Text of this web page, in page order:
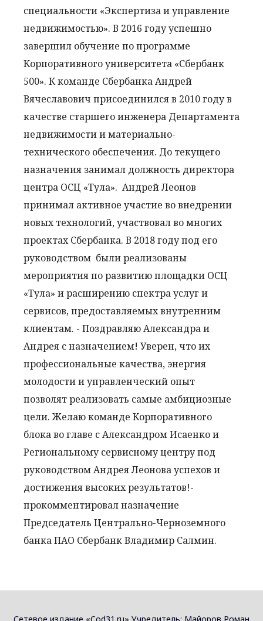
специальности «Экспертиза и управление
недвижимостью». В 2016 году успешно
завершил обучение по программе
Корпоративного университета «Сбербанк
500». К команде Сбербанка Андрей
Вячеславович присоединился в 2010 году в
качестве старшего инженера Департамента
недвижимости и материально-
технического обеспечения. До текущего
назначения занимал должность директора
центра ОСЦ «Тула». Андрей Леонов
принимал активное участие во внедрении
новых технологий, участвовал во многих
проектах Сбербанка. В 2018 году под его
руководством были реализованы
мероприятия по развитию площадки ОСЦ
«Тула» и расширению спектра услуг и
сервисов, предоставляемых внутренним
клиентам. - Поздравляю Александра и
Андрея с назначением! Уверен, что их
профессиональные качества, энергия
молодости и управленческий опыт
позволят реализовать самые амбициозные
цели. Желаю команде Корпоративного
блока во главе с Александром Исаенко и
Региональному сервисному центру под
руководством Андрея Леонова успехов и
достижения высоких результатов!-
прокомментировал назначение
Председатель Центрально-Черноземного
банка ПАО Сбербанк Владимир Салмин.